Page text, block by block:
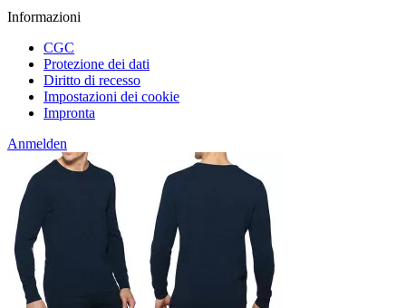
Informazioni
CGC
Protezione dei dati
Diritto di recesso
Impostazioni dei cookie
Impronta
Anmelden